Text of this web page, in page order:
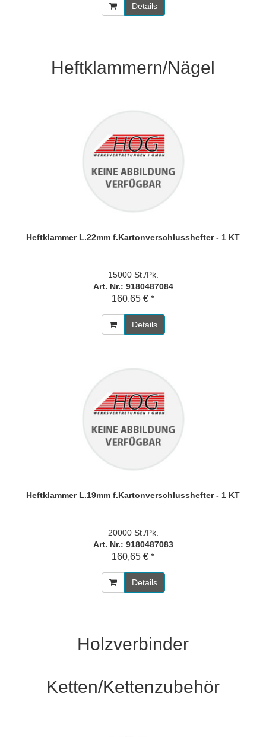
Details
Heftklammern/Nägel
Heftklammer L.22mm f.Kartonverschlusshefter - 1 KT
15000 St./Pk.
Art. Nr.: 9180487084
160,65 € *
Details
Heftklammer L.19mm f.Kartonverschlusshefter - 1 KT
20000 St./Pk.
Art. Nr.: 9180487083
160,65 € *
Details
Holzverbinder
Ketten/Kettenzubehör